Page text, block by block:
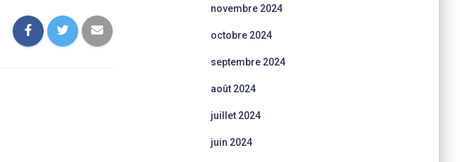
novembre 2024
octobre 2024
septembre 2024
août 2024
juillet 2024
juin 2024